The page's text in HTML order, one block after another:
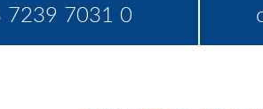
7239 7031 0